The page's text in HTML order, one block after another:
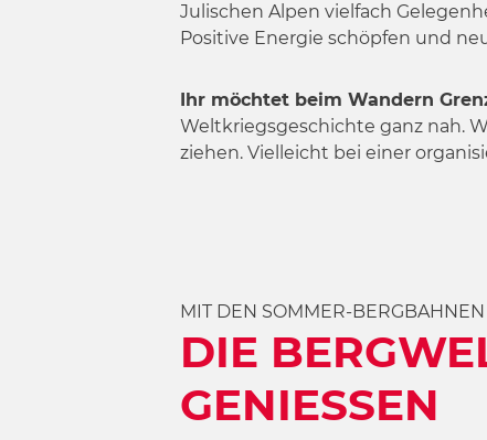
Julischen Alpen vielfach
Positive Energie schöpfen und
Ihr möchtet beim Wandern
Weltkriegsgeschichte ganz nah.
ziehen. Vielleicht bei einer
MIT DEN SOMMER-
DIE
GENIESSEN